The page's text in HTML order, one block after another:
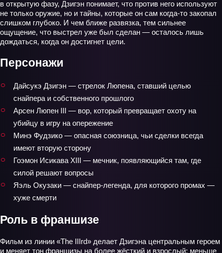
в открытую фазу, Дзигэн понимает, что против него используют
не только оружие, но и тайны, которые он сам когда-то закопал
слишком глубоко. И чем ближе развязка, тем сильнее
ощущение, что выстрел уже был сделан — осталось лишь
дождаться, когда он достигнет цели.
Персонажи
Дайсукэ Дзигэн — стрелок Люпена, ставший целью
снайпера и собственного прошлого
Арсен Люпен III — вор, который превращает охоту на
убийцу в игру на опережение
Минэ Фудзико — опасная союзница, чьи сделки всегда
имеют вторую сторону
Гоэмон Исикава XIII — мечник, появляющийся там, где
силой решают вопросы
Яэль Окузаки — снайпер‑легенда, для которого промах —
хуже смерти
Роль в франшизе
Фильм из линии «The IIIrd» делает Дзигэна центральным героем
и меняет тон франшизы на более жёсткий и взрослый: меньше